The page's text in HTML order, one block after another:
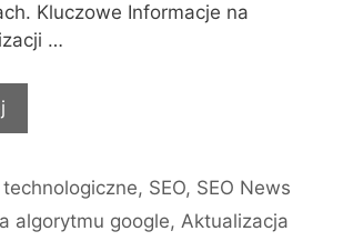
Kluczowe Informacje na
…
, SEO, SEO News
algorytmu google, Aktualizacja